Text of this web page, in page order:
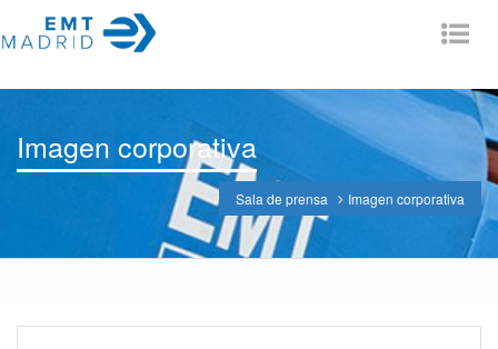
Imagen corporativa
Sala de prensa Imagen corporativa